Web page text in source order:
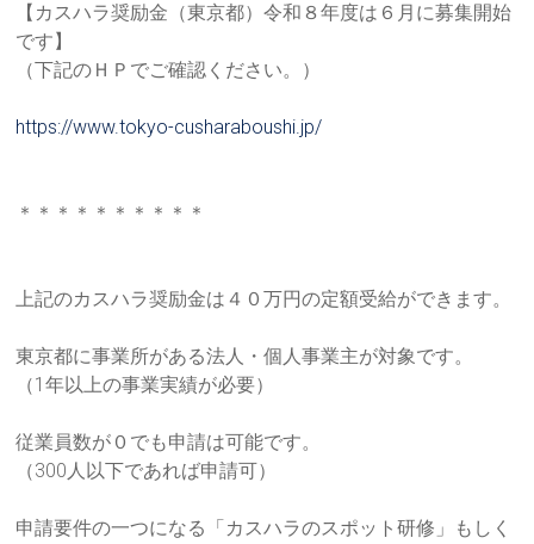
【カスハラ奨励金（東京都）令和８年度は６月に募集開始
です】
（下記のＨＰでご確認ください。）
https://www.tokyo-cusharaboushi.jp/
＊＊＊＊＊＊＊＊＊＊
上記のカスハラ奨励金は４０万円の定額受給ができます。
東京都に事業所がある法人・個人事業主が対象です。
（1年以上の事業実績が必要）
従業員数が０でも申請は可能です。
（300人以下であれば申請可）
申請要件の一つになる「カスハラのスポット研修」もしく